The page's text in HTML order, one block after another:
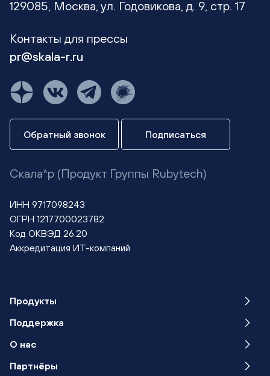
129085, Москва, ул. Годовикова, д. 9, стр. 17
Контакты для прессы
pr@skala-r.ru
Обратный звонок Подписаться
Скала^р (Продукт Группы Rubytech)
ИНН 9717098243
ОГРН 1217700023782
Код ОКВЭД 26.20
Аккредитация ИТ-компаний
Продукты
Поддержка
О нас
Партнёры